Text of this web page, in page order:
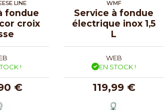
LINE
fondue
croix
!
€
WMF
Service à fondue
électrique inox 1,5
L
WEB
EN STOCK !
119,99 €